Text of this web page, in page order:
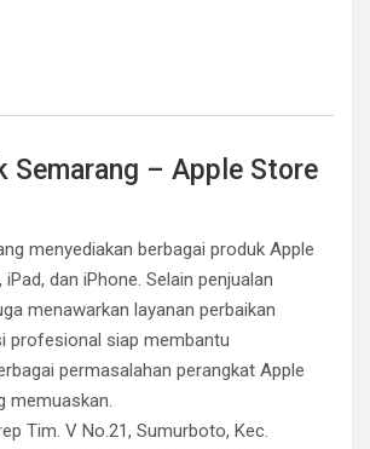
Semarang – Apple Store
menyediakan berbagai produk Apple
dan iPhone. Selain penjualan
menawarkan layanan perbaikan
profesional siap membantu
permasalahan perangkat Apple
memuaskan.
Tim. V No.21, Sumurboto, Kec.